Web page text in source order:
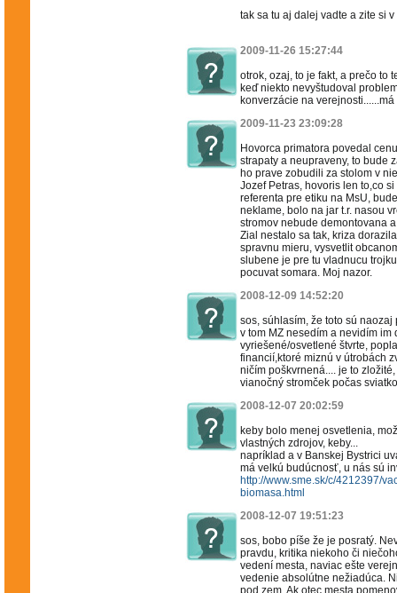
tak sa tu aj dalej vadte a zite si
2009-11-26 15:27:44
otrok, ozaj, to je fakt, a prečo to
keď niekto nevyštudoval
konverzácie na
2009-11-23 23:09:28
Hovorca primatora povedal
strapaty a neupraveny, to bude
ho prave zobudili za stolom v
Jozef Petras, hovoris len to,co
referenta pre etiku na MsU,
neklame, bolo na jar t.r. nasou
stromov nebude demontovana
Zial nestalo sa tak, kriza
spravnu mieru, vysvetlit
slubene je pre tu vladnucu
pocuvat somara. Moj nazor.
2008-12-09 14:52:20
sos, súhlasím, že toto sú
v tom MZ nesedím a nevidím
vyriešené/osvetlené štvrte,
financií,ktoré miznú v útrobách
ničím poškvrnená.... je to
vianočný stromček počas
2008-12-07 20:02:59
keby bolo menej osvetlenia,
vlastných zdrojov, keby...
napríklad a v Banskej Bystrici
má velkú budúcnosť, u nás sú
http://www.sme.sk/c/4212397/
biomasa.html
2008-12-07 19:51:23
sos, bobo píše že je posratý.
pravdu, kritika niekoho či
vedení mesta, naviac ešte
vedenie absolútne nežiadúca.
pod zem. Ak otec mesta